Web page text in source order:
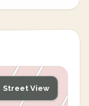
Street View